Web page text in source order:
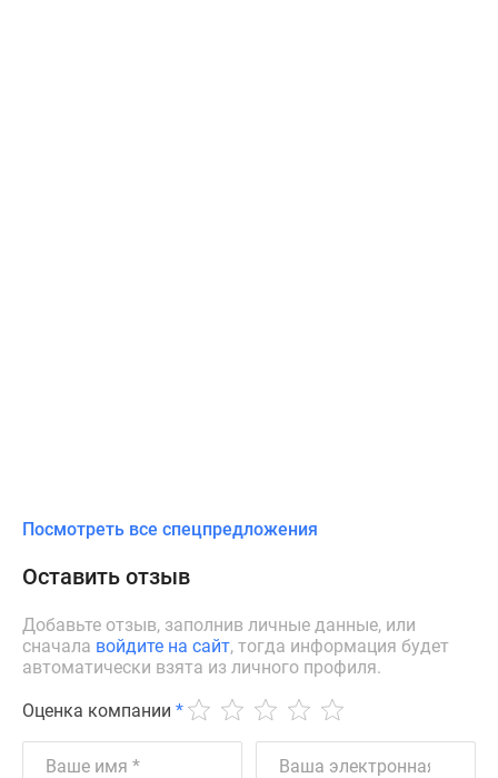
Посмотреть все спецпредложения
Оставить отзыв
Добавьте отзыв, заполнив личные данные, или
сначала войдите на сайт, тогда информация будет
автоматически взята из личного профиля.
Оценка компании *